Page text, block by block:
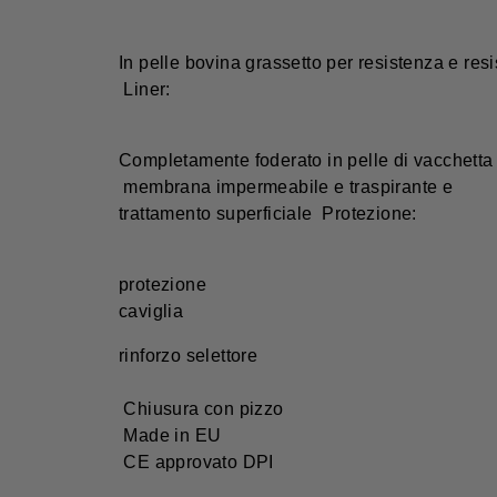
In pelle bovina grassetto per resistenza e
Liner:
Completamente foderato in pelle di vacchetta
membrana impermeabile e traspirante e
trattamento superficiale Protezione:
protezione
caviglia
rinforzo selettore
Chiusura con pizzo
Made in EU
CE approvato DPI